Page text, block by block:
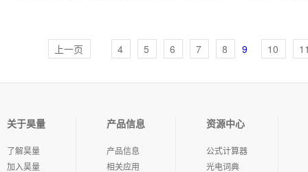
中文：光通信地面站；英文：optical communica-tion ground station
中文：光交换；英文：optical switching 中文：光旁路；英文：optical
中文：片上光互连；英文：on-chip optical inter-connect
上一页
4 5 6 7 8 9 10
关于昊量
了解昊量
加入昊量
产品信息
产品信息
相关应用
资源中心
公式计算器
光电词典